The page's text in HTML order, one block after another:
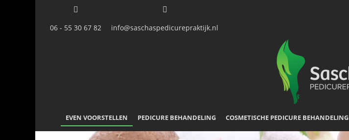
06 - 55 30 67 82 info@saschaspedicurepraktijk.nl
EVEN VOORSTELLEN PEDICURE BEHANDELING COSMETISCHE PEDICURE BEHANDELING